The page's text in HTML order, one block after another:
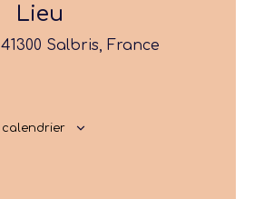
Lieu
Salbris, France